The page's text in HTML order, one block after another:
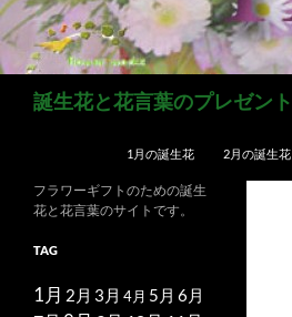
誕生花と花言葉のプレゼント
1月の誕生花 2月の誕生花
フラワーギフトのための誕生
花と花言葉のサイトです。
TAG
1月 2月 3月 4月 5月 6月